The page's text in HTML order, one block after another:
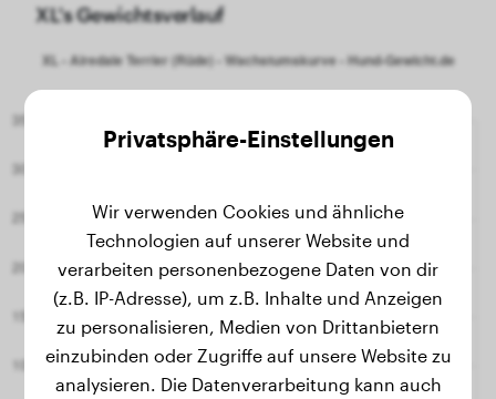
XL's Gewichtsverlauf
Privatsphäre-Einstellungen
Wir verwenden Cookies und ähnliche
Technologien auf unserer Website und
verarbeiten personenbezogene Daten von dir
(z.B. IP-Adresse), um z.B. Inhalte und Anzeigen
zu personalisieren, Medien von Drittanbietern
einzubinden oder Zugriffe auf unsere Website zu
analysieren. Die Datenverarbeitung kann auch